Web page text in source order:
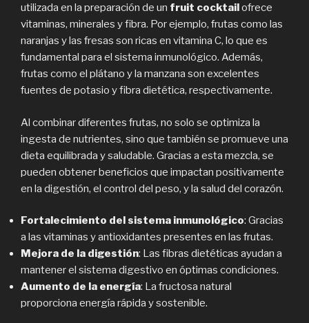
utilizada en la preparación de un fruit cocktailofrece
vitaminas, minerales y fibra. Por ejemplo, frutas como las
naranjas y las fresas son ricas en vitamina C, lo que es
fundamental para el sistema inmunológico. Además,
frutas como el plátano y la manzana son excelentes
fuentes de potasio y fibra dietética, respectivamente.
Al combinar diferentes frutas, no solo se optimiza la
ingesta de nutrientes, sino que también se promueve una
dieta equilibrada y saludable. Gracias a esta mezcla, se
pueden obtener beneficios que impactan positivamente
en la digestión, el control del peso, y la salud del corazón.
Fortalecimiento del sistema inmunológico: Gracias
a las vitaminas y antioxidantes presentes en las frutas.
Mejora de la digestión: Las fibras dietéticas ayudan a
mantener el sistema digestivo en óptimas condiciones.
Aumento de la energía: La fructosa natural
proporciona energía rápida y sostenible.